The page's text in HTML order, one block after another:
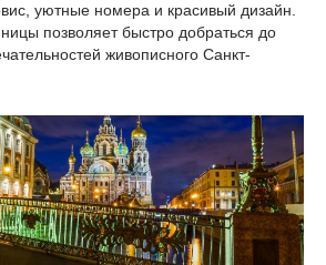
уютные номера и красивый дизайн.
позволяет быстро добраться до
живописного Санкт-